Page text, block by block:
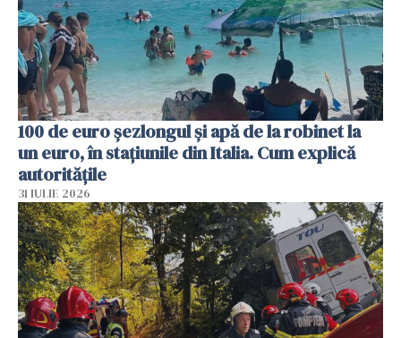
100 de euro șezlongul și apă de la robinet la
un euro, în stațiunile din Italia. Cum explică
autoritățile
31 IULIE 2026